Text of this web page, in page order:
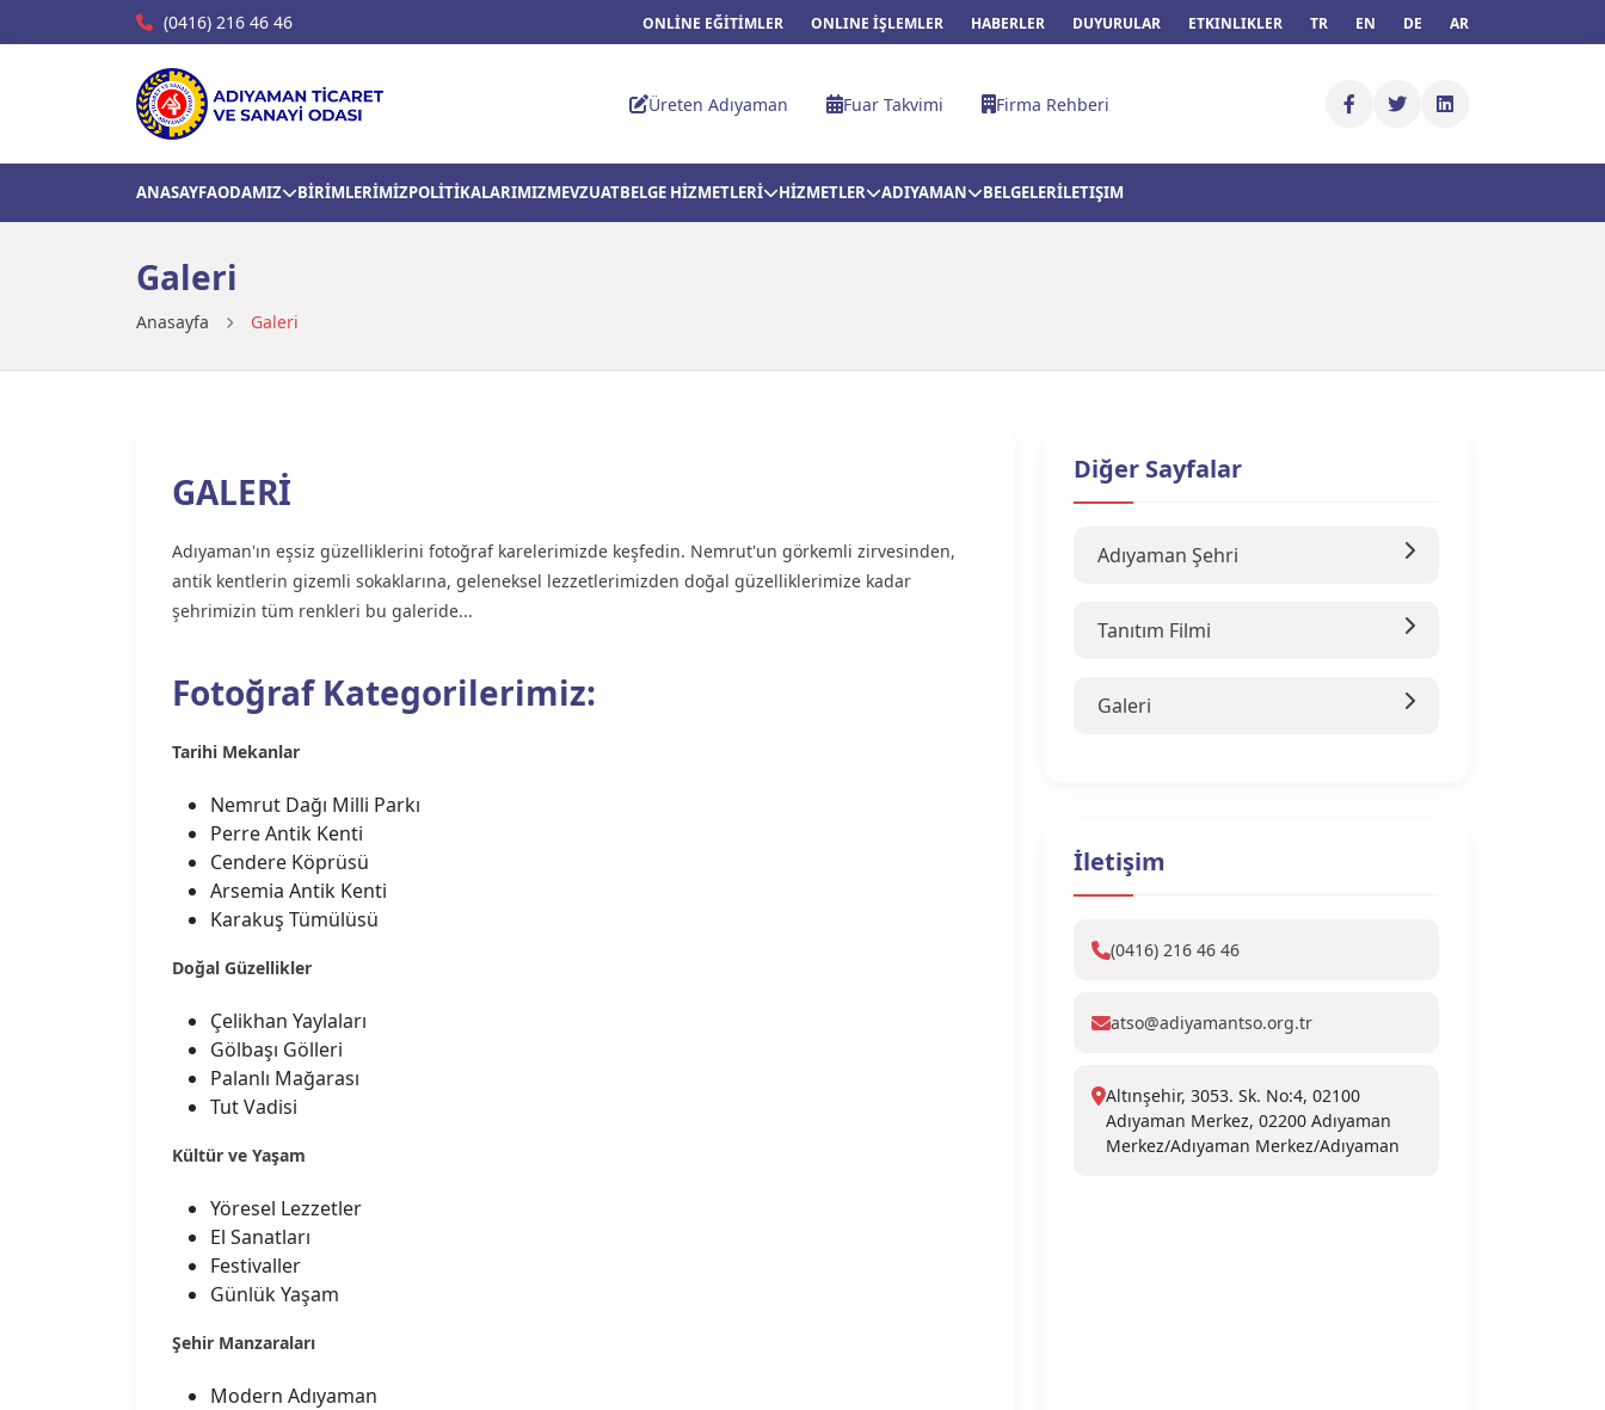
(0416) 216 46 46 ONLİNE EĞİTİMLER ONLINE İŞLEMLER HABERLER DUYURULAR ETKINLIKLER TR EN DE AR
Üreten Adıyaman Fuar Takvimi Firma Rehberi
ANASAYFAODAMIZ BİRİMLERİMİZPOLİTİKALARIMIZMEVZUATBELGE HİZMETLERİ HİZMETLER ADIYAMAN BELGELERİLETIŞIM
Galeri
Anasayfa Galeri
GALERİ
Adıyaman'ın eşsiz güzelliklerini fotoğraf karelerimizde keşfedin. Nemrut'un görkemli zirvesinden,
antik kentlerin gizemli sokaklarına, geleneksel lezzetlerimizden doğal güzelliklerimize kadar
şehrimizin tüm renkleri bu galeride...
Fotoğraf Kategorilerimiz:
Tarihi Mekanlar
Nemrut Dağı Milli Parkı
Perre Antik Kenti
Cendere Köprüsü
Arsemia Antik Kenti
Karakuş Tümülüsü
Doğal Güzellikler
Çelikhan Yaylaları
Gölbaşı Gölleri
Palanlı Mağarası
Tut Vadisi
Kültür ve Yaşam
Yöresel Lezzetler
El Sanatları
Festivaller
Günlük Yaşam
Şehir Manzaraları
Modern Adıyaman
Diğer Sayfalar
Adıyaman Şehri
Tanıtım Filmi
Galeri
İletişim
(0416) 216 46 46
atso@adiyamantso.org.tr
Altınşehir, 3053. Sk. No:4, 02100
Adıyaman Merkez, 02200 Adıyaman
Merkez/Adıyaman Merkez/Adıyaman